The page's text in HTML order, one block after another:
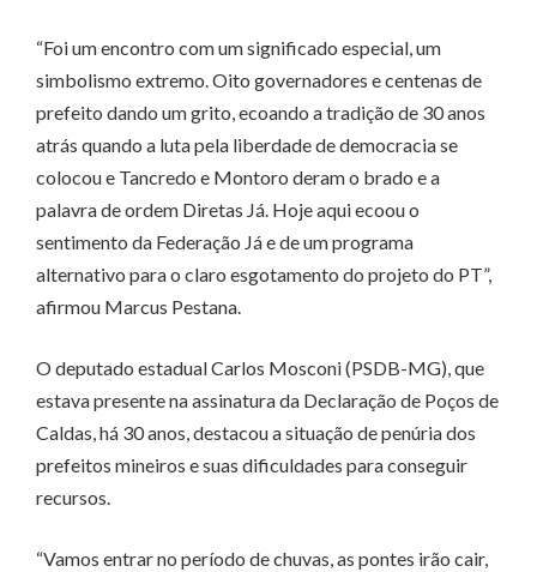
“Foi um encontro com um significado especial, um
simbolismo extremo. Oito governadores e centenas de
prefeito dando um grito, ecoando a tradição de 30 anos
atrás quando a luta pela liberdade de democracia se
colocou e Tancredo e Montoro deram o brado e a
palavra de ordem Diretas Já. Hoje aqui ecoou o
sentimento da Federação Já e de um programa
alternativo para o claro esgotamento do projeto do PT”,
afirmou Marcus Pestana.
O deputado estadual Carlos Mosconi (PSDB-MG), que
estava presente na assinatura da Declaração de Poços de
Caldas, há 30 anos, destacou a situação de penúria dos
prefeitos mineiros e suas dificuldades para conseguir
recursos.
“Vamos entrar no período de chuvas, as pontes irão cair,